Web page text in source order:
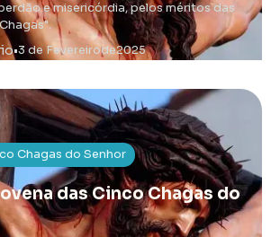
e misericórdia, pelos méritos das
•3 de Fevereirode2025
Chagas do Senhor
das Cinco Chagas do